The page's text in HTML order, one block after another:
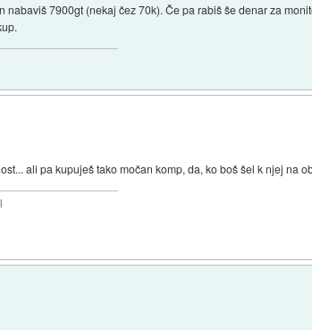
7900gt (nekaj čez 70k). Če pa rabiš še denar za
ali pa kupuješ tako močan komp, da, ko boš šel k njej na